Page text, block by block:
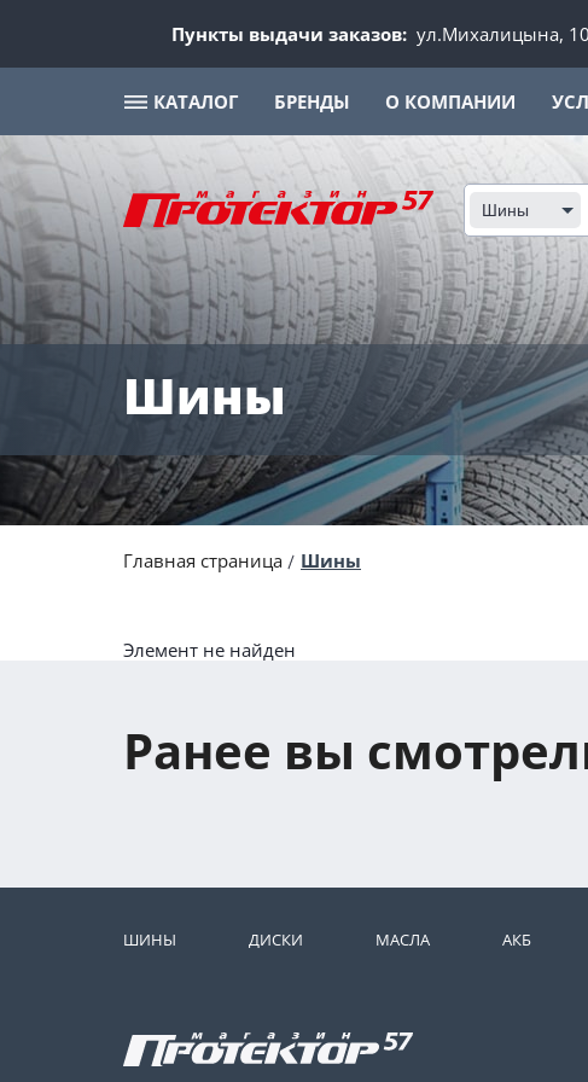
Пункты выдачи заказов: ул.Михалицына, 10
КАТАЛОГ БРЕНДЫ О КОМПАНИИ
Шины
Шины
Главная страница Шины
Элемент не найден
Ранее вы
ШИНЫ ДИСКИ МАСЛА АКБ